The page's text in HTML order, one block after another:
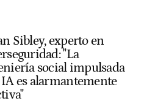
Sibley, experto en
"La
social impulsada
es alarmantemente